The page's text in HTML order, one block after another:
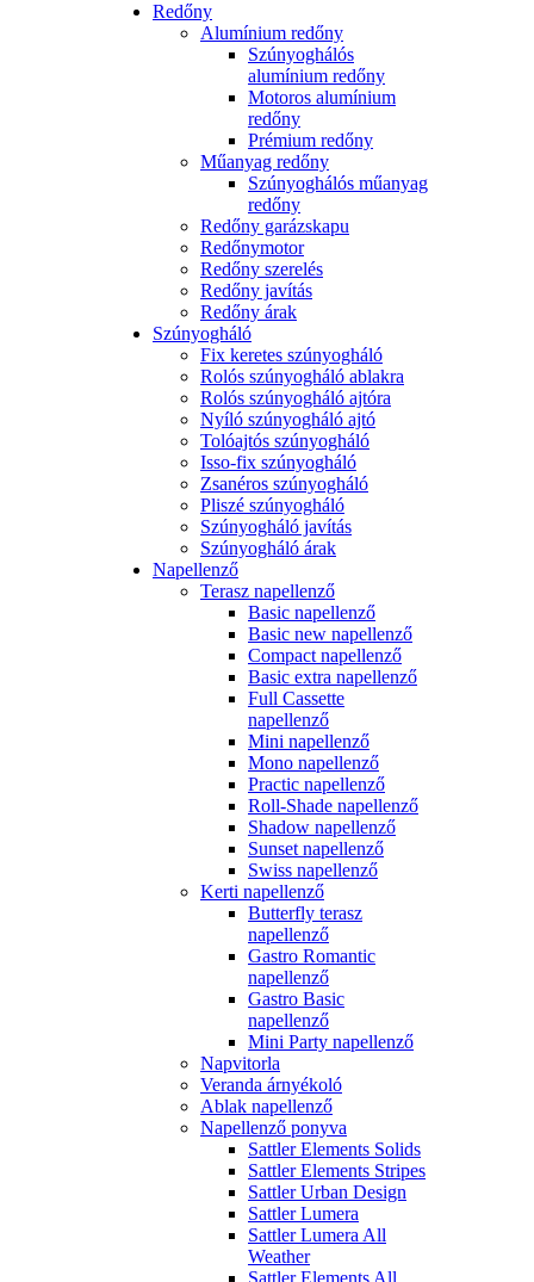
Redőny
Alumínium redőny
Szúnyoghálós
alumínium redőny
Motoros alumínium
redőny
Prémium redőny
Műanyag redőny
Szúnyoghálós műanyag
redőny
Redőny garázskapu
Redőnymotor
Redőny szerelés
Redőny javítás
Redőny árak
Szúnyogháló
Fix keretes szúnyogháló
Rolós szúnyogháló ablakra
Rolós szúnyogháló ajtóra
Nyíló szúnyogháló ajtó
Tolóajtós szúnyogháló
Isso-fix szúnyogháló
Zsanéros szúnyogháló
Pliszé szúnyogháló
Szúnyogháló javítás
Szúnyogháló árak
Napellenző
Terasz napellenző
Basic napellenző
Basic new napellenző
Compact napellenző
Basic extra napellenző
Full Cassette
napellenző
Mini napellenző
Mono napellenző
Practic napellenző
Roll-Shade napellenző
Shadow napellenző
Sunset napellenző
Swiss napellenző
Kerti napellenző
Butterfly terasz
napellenző
Gastro Romantic
napellenző
Gastro Basic
napellenző
Mini Party napellenző
Napvitorla
Veranda árnyékoló
Ablak napellenző
Napellenző ponyva
Sattler Elements Solids
Sattler Elements Stripes
Sattler Urban Design
Sattler Lumera
Sattler Lumera All
Weather
Sattler Elements All